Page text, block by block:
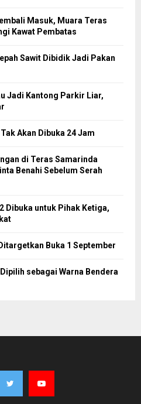
Masuk, Muara Teras
Kawat Pembatas
Sawit Dibidik Jadi Pakan
Jadi Kantong Parkir Liar,
Akan Dibuka 24 Jam
di Teras Samarinda
Benahi Sebelum Serah
Dibuka untuk Pihak Ketiga,
Buka 1 September
sebagai Warna Bendera